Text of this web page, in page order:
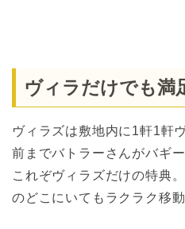
ヴィラだけでも満
ヴィラズは敷地内に1軒1軒
前までバトラーさんがバギ
これぞヴィラズだけの特典
のどこにいてもラクラク移動